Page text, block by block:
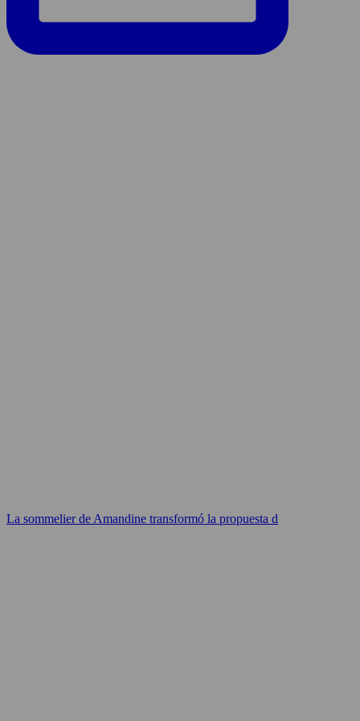
La sommelier de Amandine transformó la propuesta d